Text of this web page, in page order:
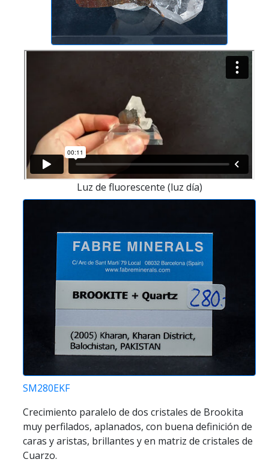
Luz de fluorescente (luz día)
SM280EKF
Crecimiento paralelo de dos cristales de Brookita
muy perfilados, aplanados, con buena definición de
caras y aristas, brillantes y en matriz de cristales de
Cuarzo.